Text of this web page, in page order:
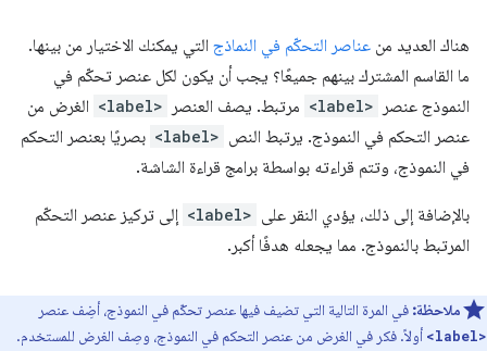
هناك العديد من عناصر التحكّم في النماذج التي يمكنك الاختيار من بينها.
ما القاسم المشترك بينهم جميعًا؟ يجب أن يكون لكل عنصر تحكّم في
النموذج عنصر
<label> مرتبط. يصف العنصر <label> الغرض من
عنصر التحكم في النموذج. يرتبط النص <label> بصريًا بعنصر التحكم
في النموذج، وتتم قراءته بواسطة برامج قراءة الشاشة.
بالإضافة إلى ذلك، يؤدي النقر على <label> إلى تركيز عنصر التحكّم
المرتبط بالنموذج. مما يجعله هدفًا أكبر.
ملاحظة: في المرة التالية التي تضيف فيها عنصر تحكّم في النموذج، أضِف عنصر
<label> أولاً. فكر في الغرض من عنصر التحكم في النموذج، وصِف الغرض للمستخدم.